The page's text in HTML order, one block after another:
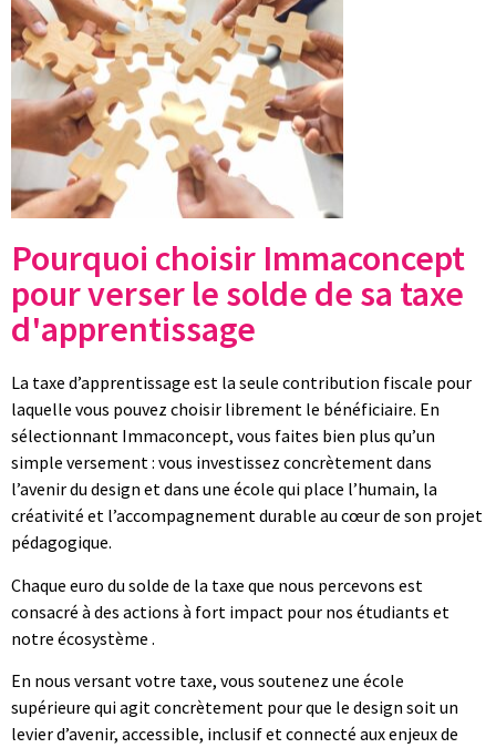
Pourquoi choisir Immaconcept
pour verser le solde de sa taxe
d'apprentissage
La taxe d’apprentissage est la seule contribution fiscale pour
laquelle vous pouvez choisir librement le bénéficiaire. En
sélectionnant Immaconcept, vous faites bien plus qu’un
simple versement : vous investissez concrètement dans
l’avenir du design et dans une école qui place l’humain, la
créativité et l’accompagnement durable au cœur de son projet
pédagogique.
Chaque euro du solde de la taxe que nous percevons est
consacré à des actions à fort impact pour nos étudiants et
notre écosystème .
En nous versant votre taxe, vous soutenez une école
supérieure qui agit concrètement pour que le design soit un
levier d’avenir, accessible, inclusif et connecté aux enjeux de